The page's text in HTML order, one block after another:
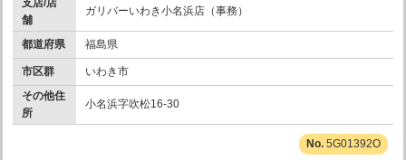
支店/店
舗
ガリバーいわき小名浜店（事務）
都道府県 福島県
市区群
いわき市
その他住
所
小名浜字吹松16-30
5G01392O